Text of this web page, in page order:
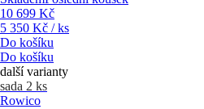
10 699 Kč
5 350 Kč / ks
Do košíku
Do košíku
další varianty
sada 2 ks
Rowico